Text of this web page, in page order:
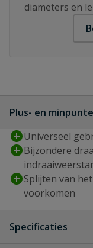
diameters en
Plus- en
Universeel
Bijzondere
Splijten van
voorkomen
Specificaties